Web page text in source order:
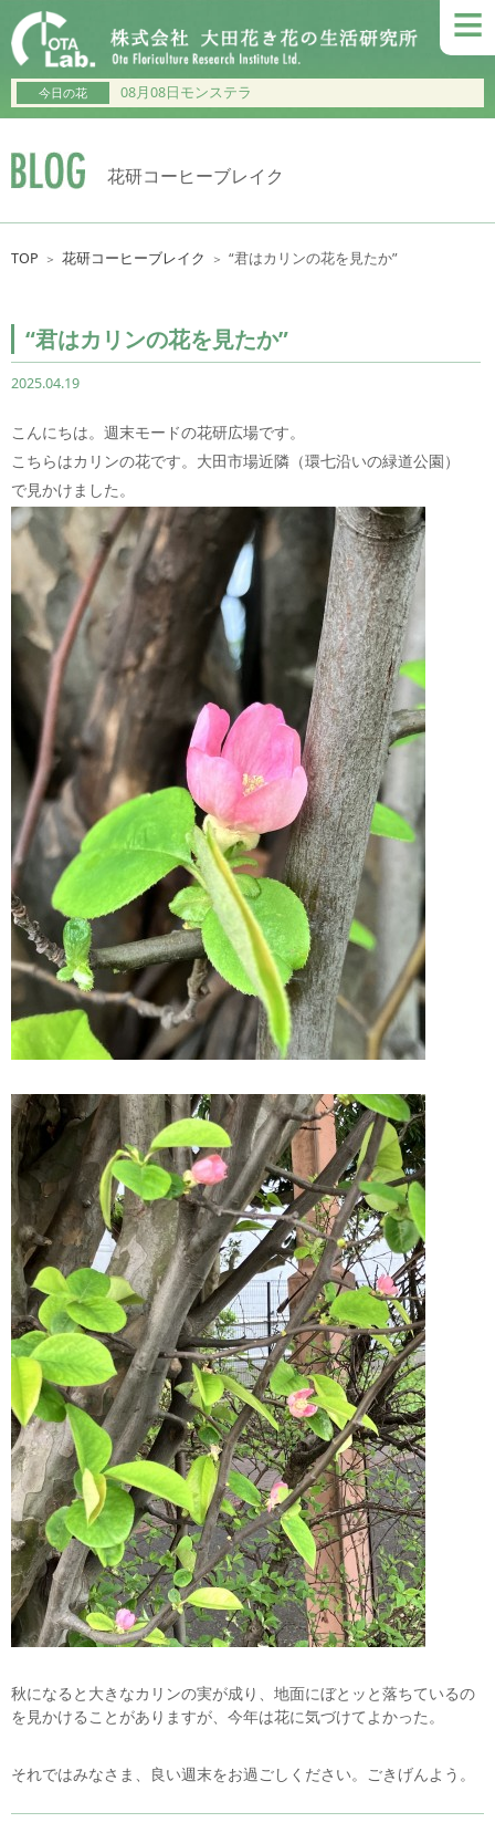
≡
今日の花 08月08日モンステラ
花研コーヒーブレイク
TOP ＞ 花研コーヒーブレイク ＞ “君はカリンの花を見たか”
“君はカリンの花を見たか”
2025.04.19
こんにちは。週末モードの花研広場です。
こちらはカリンの花です。大田市場近隣（環七沿いの緑道公園）
で見かけました。
秋になると大きなカリンの実が成り、地面にぼとッと落ちているの
を見かけることがありますが、今年は花に気づけてよかった。
それではみなさま、良い週末をお過ごしください。ごきげんよう。